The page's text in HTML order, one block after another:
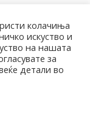
задржани
колачиња
искуство и
на нашата
за
детали во